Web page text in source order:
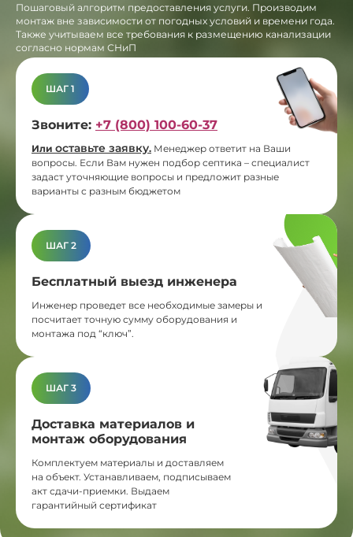
Пошаговый алгоритм предоставления услуги. Производим
монтаж вне зависимости от погодных условий и времени года.
Также учитываем все требования к размещению канализации
согласно нормам СНиП
ШАГ 1
Звоните: +7 (800) 100-60-37
Или оставьте заявку. Менеджер ответит на Ваши
вопросы. Если Вам нужен подбор септика – специалист
задаст уточняющие вопросы и предложит разные
варианты с разным бюджетом
ШАГ 2
Бесплатный выезд инженера
Инженер проведет все необходимые замеры и
посчитает точную сумму оборудования и
монтажа под “ключ”.
ШАГ 3
Доставка материалов и
монтаж оборудования
Комплектуем материалы и доставляем
на объект. Устанавливаем, подписываем
акт сдачи-приемки. Выдаем
гарантийный сертификат